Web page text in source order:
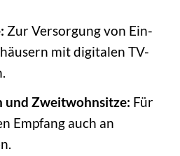
Zur Versorgung von Ein-
mit digitalen TV-
und Zweitwohnsitze: Für
Empfang auch an